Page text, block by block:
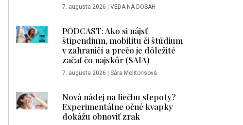
7. augusta 2026 | VEDA NA DOSAH
PODCAST: Ako si nájsť
štipendium, mobilitu či štúdium
v zahraničí a prečo je dôležité
začať čo najskôr (SAIA)
7. augusta 2026 | Sára Molitorisová
Nová nádej na liečbu slepoty?
Experimentálne očné kvapky
dokážu obnoviť zrak